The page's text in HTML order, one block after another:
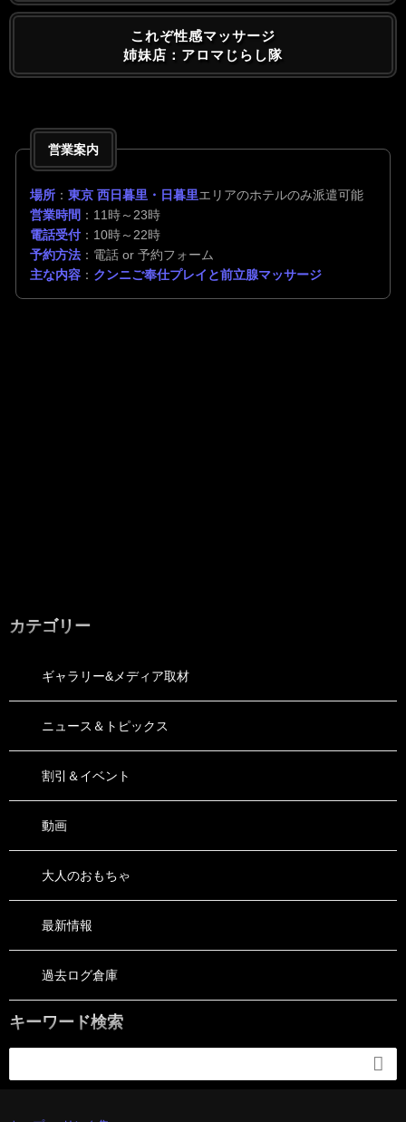
これぞ性感マッサージ
姉妹店：アロマじらし隊
営業案内
場所 ： 東京 西日暮里・日暮里エリアのホテルのみ派遣可能
営業時間 ：11時～23時
電話受付：10時～22時
予約方法 ：電話 or 予約フォーム
主な内容 ： クンニご奉仕プレイと前立腺マッサージ
カテゴリー
ギャラリー&メディア取材
ニュース＆トピックス
割引＆イベント
動画
大人のおもちゃ
最新情報
過去ログ倉庫
キーワード検索
